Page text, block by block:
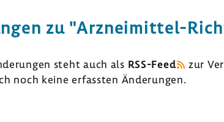
zu "Arzneimittel-​
steht auch als RSS-​Feed
zur
noch keine erfassten Ände­rungen.